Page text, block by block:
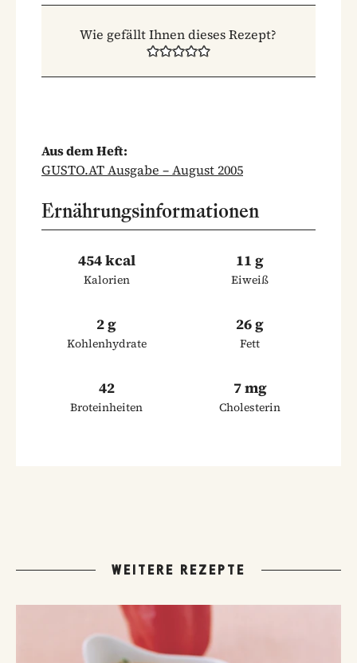
Wie gefällt Ihnen dieses Rezept?
Aus dem Heft:
GUSTO.AT Ausgabe – August 2005
Ernährungsinformationen
454 kcal
Kalorien
11 g
Eiweiß
2 g
Kohlenhydrate
26 g
Fett
42
Broteinheiten
7 mg
Cholesterin
WEITERE REZEPTE